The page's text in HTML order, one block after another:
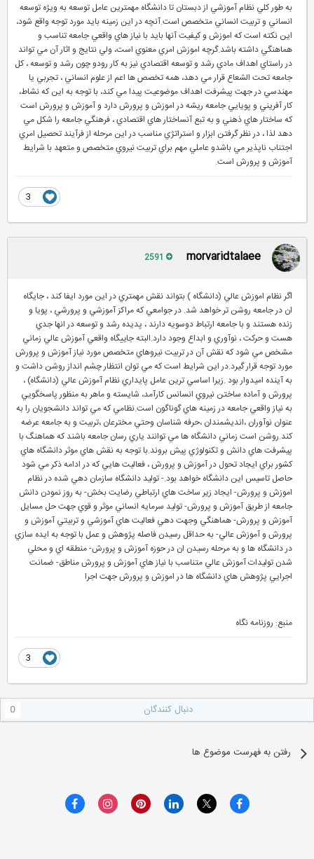
به طور كلي نظام آموزشي از دبستان تا دانشگاه مهمترين عامل توسعه به ويژه توسعه
انساني و تربيت انساني متخصص است.آنچه در اين زمينه بايد مورد توجه واقع شود،
اين نكته است كه اموزش و كيفيت آنها بايد با نياز هاي واقعي جامعه تناسب و
هماهنگي داشته باشد.گرچه اموزش امري معنوي است، ولي نتايج و اثار آن مي تواند
در راستاي اهداف مادي رشد و توسعه اقتصادي نيز به كار رودو چون رشد و توسعه ، كل
جامعه تحت الشعاع قرار مي دهد، همه تخصص ها اعم از علوم انساني ، تجربي يا
مهندسي در جهت پيشرفت اهداف موضوعيت پيدا مي كند، با توجه به اين كه نشاط،
كار آفريني و پويايي جامعه ريشه در اموزش و پرورش دارد و آموزش و پرورش است
كه ساختار هاي ذهني و به تبع آنساختار هاي اقتصادي ، فرهنگي جامعه را شكل مي
دهد لذا ، در نظر گرفتن ابزار و استراتژي مناسب در اين مرحله از فرآيند تحصيل امري
اجتناب ناپذير مي باشدو عاملي مهم براي تربيت نيروي متخصص و متعهد با شرايط
آموزش و پرورش است.
morvaridtalaee
گر نظام اموزش عالي (دانشگاه ) بتواند نقش مهمتري در اين مورد ايفا كند ، جايگاه
ان در جامعه روشن تر خواهد شد. در جوامعي كه مراكز آموزشي و پرورشي ، پويا و
زنده هستند و با جامعه ارتباط دوسويه دارند ، پديده رشد و توسعه در انها جدي
هست و حركت ، نوآوري و ابداع وجود دارد.البته جاييگاه واقعي آموزش عالي زماني
مشخص مي شود كه نقش آن در تربيت نيروهاي متخصص مورد نياز آموزش و پرورش
مورد توجه قرار گيرد.در اين شرايط است كه مي توان انتظار چشم انداز روشن داشت و
به آينده اميدوار بود .زيرا اساسي ترين عامل پايداري نظام آموزش عالي (دانشگاه) ،
پرورش و آماده ساختن نيروي انسانس كارآمد، شايسته و ماهر به منظور پاسخگويي
به نياز واقعي جامعه در زمينه هاي گوناگون است.نظامي كه مي تواند دانشجويان را به
عنوان نوآوران ،انديشمندان ،حرفه شناسان وحتي مخترعان ،تربيت و به جامعه عرضه
كند.روشن است زماني دانشگاه ها مي توانند ياري رسان جامعه باشند كه هماهنگ با
پيشرفت هاي دانش و تكنولوژي پيش بروند.با توجه به نقش هاي موثر دانشگاه هاي
كشور براي ايجاد تحول در آموزش و پرورش ، فعاليت هايي كه در ادامه ذكر مي شود
حاصل تاسيس اين دانشگاه خواهد بود.- توليد دانشگاه سازمان دهي شده در نظام
اموزش و پرورش- ايجاد زير ساخت هاي ارتباطي رضايت بخش- به روز نمودن دانش
جامعه از طريق آموزش و پرورش- توليد سرمايه انساني موثر و قوي جهت حل مسايل
آموزش و پرورش- هماهنگي وجهت دهي فعاليت هاي آموزشي و تربيتي آموزش و
پرورش و آموزش عالي- به حداقل رسيدن فاصله پژوهش و عمل با توجه به ايده سازي
در دانشگاه ها و به مرحله رسيدن ان در حوزه آموزش و پرورش- منطقه اي و محلي
شدن توليدات آموزش عالي متناسب با نياز هاي آموزش و پرورش مناطق- ضمانت
اجرايي پژوهش هاي دانشگاه ها در اموزش و پرورش جهت اجرا
منبع: روزنامه نگاه
دنبال کنندگان
رفتن به فهرست موضوع ها